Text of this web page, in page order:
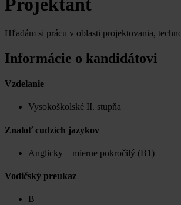
Projektant
Hľadám si prácu v oblasti projektovania,
Informácie o kandidátovi
Vzdelanie
Vysokoškolské II. stupňa
Znaloť cudzích jazykov
Anglicky – mierne pokročilý (B1)
Vodičský preukaz
B